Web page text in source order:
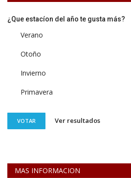
¿Que estacíon del año te gusta más?
Verano
Otoño
Invierno
Primavera
VOTAR Ver resultados
MAS INFORMACION